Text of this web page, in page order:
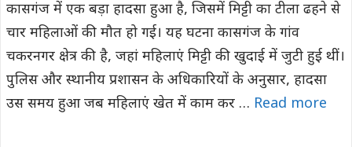
कासगंज में एक बड़ा हादसा हुआ है, जिसमें मिट्टी का टीला ढहने से
चार महिलाओं की मौत हो गई। यह घटना कासगंज के गांव
चकरनगर क्षेत्र की है, जहां महिलाएं मिट्टी की खुदाई में जुटी हुई थीं।
पुलिस और स्थानीय प्रशासन के अधिकारियों के अनुसार, हादसा
उस समय हुआ जब महिलाएं खेत में काम कर … Read more